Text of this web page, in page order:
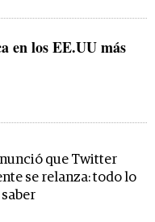
en los EE.UU más
que Twitter
se relanza: todo lo